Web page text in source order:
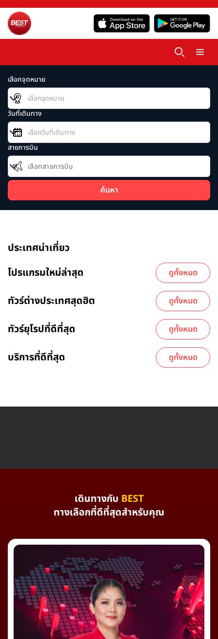
เลือกจุดหมาย
วันที่เดินทาง
สายการบิน
เลือกสายการบิน
ค้นหา
ประเทศน่าเที่ยว
โปรแกรมใหม่ล่าสุด
ดูทั้งหมด
ทัวร์ต่างประเทศสุดฮิต ดูทั้งหมด
ทัวร์ยุโรปที่ดีที่สุด ดูทั้งหมด
บริการที่ดีที่สุด ดูทั้งหมด
เดินทางกับ BEST
ทางเลือกที่ดีที่สุดสำหรับคุณ